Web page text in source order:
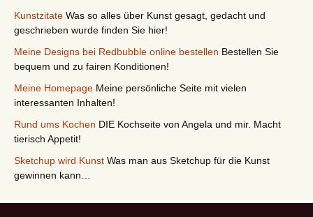
Kunstzitate Was so alles über Kunst gesagt, gedacht und
geschrieben wurde finden Sie hier!
Meine Designs bei Redbubble online bestellen Bestellen Sie
bequem und zu fairen Konditionen!
Meine Homepage Meine persönliche Seite mit vielen
interessanten Inhalten!
Rund ums Kochen DIE Kochseite von Angela und mir. Macht
tierisch Appetit!
Sketchup wird Kunst Was man aus Sketchup für die Kunst
gewinnen kann…